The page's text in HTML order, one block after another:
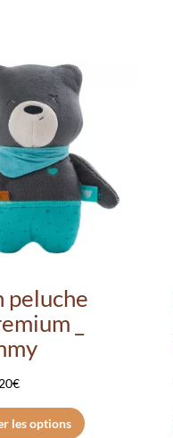
peluche
_
€Plage
de
prix :
les options
produit